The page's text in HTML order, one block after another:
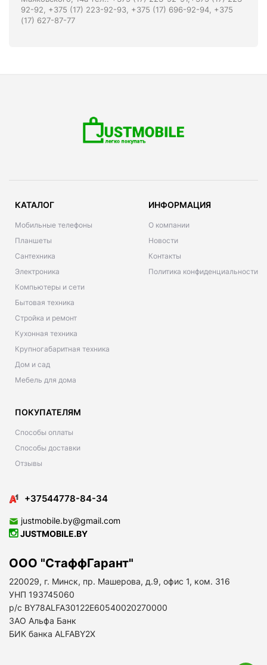
92-92, +375 (17) 223-92-93, +375 (17) 696-92-94, +375
(17) 627-87-77
КАТАЛОГ
Мобильные телефоны
Планшеты
Сантехника
Электроника
Компьютеры и сети
Бытовая техника
Стройка и ремонт
Кухонная техника
Крупногабаритная техника
Дом и сад
Мебель для дома
ИНФОРМАЦИЯ
О компании
Новости
Контакты
Политика конфиденциальности
ПОКУПАТЕЛЯМ
Способы оплаты
Способы доставки
Отзывы
+37544778-84-34
justmobile.by@gmail.com
JUSTMOBILE.BY
ООО "СтаффГарант"
220029, г. Минск, пр. Машерова, д.9, офис 1, ком. 316
УНП 193745060
р/с BY78ALFA30122E60540020270000
ЗАО Альфа Банк
БИК банка ALFABY2X